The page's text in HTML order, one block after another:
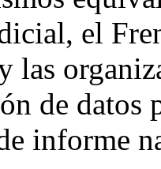
el
las
de datos
informe